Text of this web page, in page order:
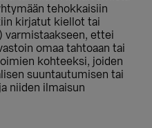
tehokkaisiin
kirjatut kiellot tai
ettei
omaa tahtoaan tai
kohteeksi, joiden
suuntautumisen tai
niiden ilmaisun